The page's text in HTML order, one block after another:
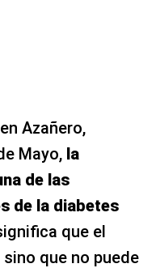
Azañero,
Mayo, la
de las
de la diabetes
que el
que no puede